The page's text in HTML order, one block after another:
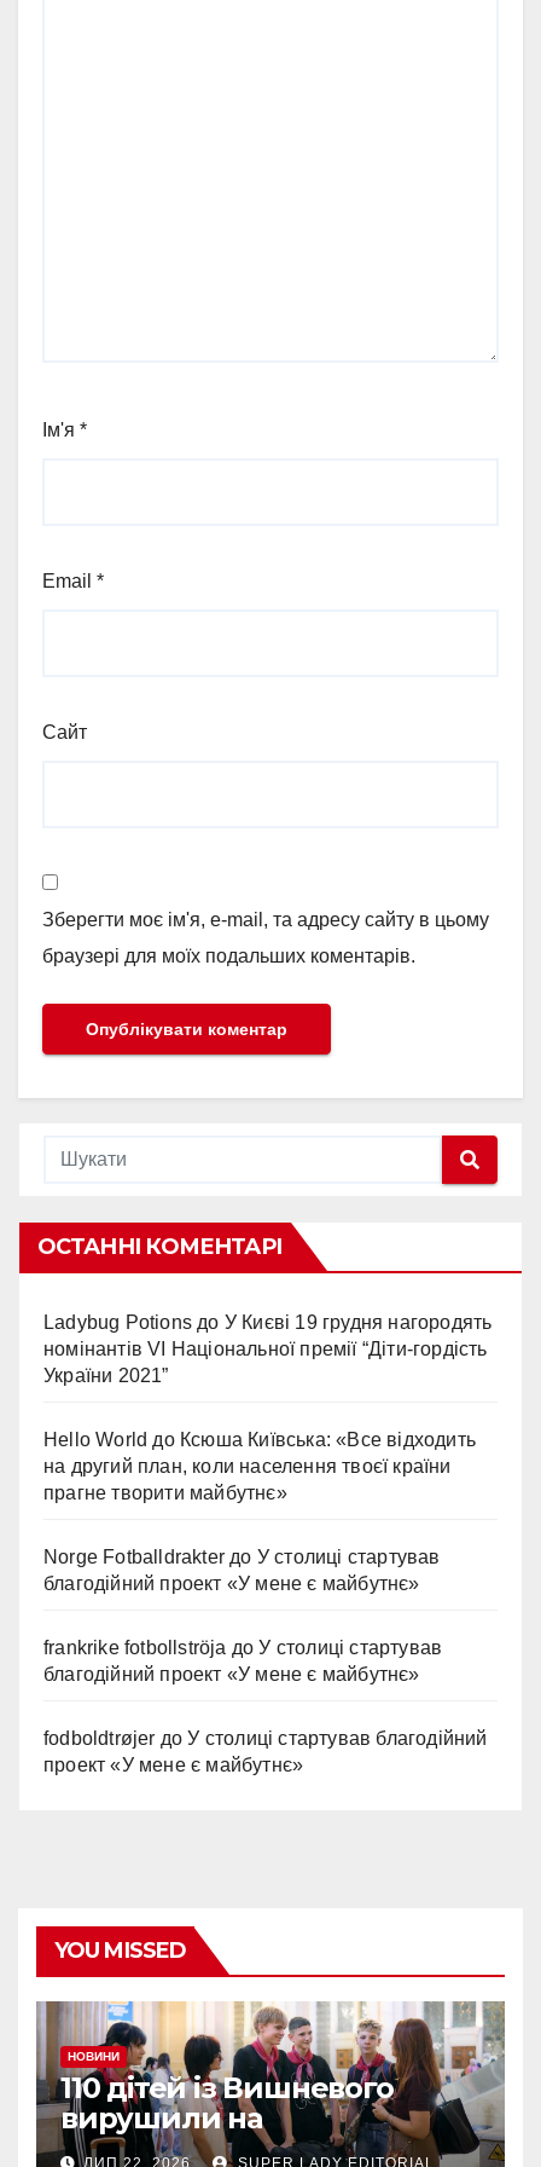
Ім'я *
Email *
Сайт
Зберегти моє ім'я, e-mail, та адресу сайту в цьому
браузері для моїх подальших коментарів.
ОСТАННІ КОМЕНТАРІ
Ladybug Potions до У Києві 19 грудня нагородять
номінантів VI Національної премії “Діти-гордість
України 2021”
Hello World до Ксюша Київська: «Все відходить
на другий план, коли населення твоєї країни
прагне творити майбутнє»
Norge Fotballdrakter до У столиці стартував
благодійний проект «У мене є майбутнє»
frankrike fotbollströja доУ столиці стартував
благодійний проект «У мене є майбутнє»
fodboldtrøjer доУ столиці стартував благодійний
проект «У мене є майбутнє»
YOU MISSED
НОВИНИ
110 дітей із Вишневого
вирушили на
оздоровлення до